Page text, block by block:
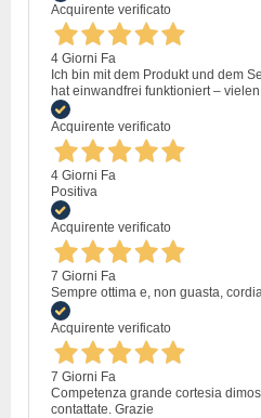
Acquirente verificato
4 Giorni Fa
Ich bin mit dem Produkt und dem
hat einwandfrei funktioniert –
Acquirente verificato
4 Giorni Fa
Positiva
Acquirente verificato
7 Giorni Fa
Sempre ottima e, non guasta,
Acquirente verificato
7 Giorni Fa
Competenza grande cortesia
contattate. Grazie